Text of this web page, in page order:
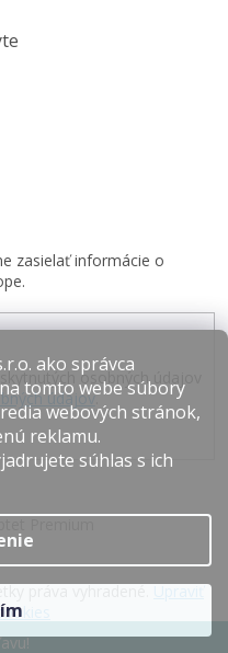
ako správca
tomto webe súbory
webových stránok,
reklamu.
súhlas s ich
zasielať informácie o
osobných údajov
údajov.